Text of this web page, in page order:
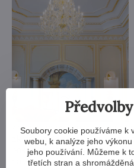
Zmenšit nebo zvětšit, vyměnit
zkrátit i prodloužit řetěz -
pokud by vám to nestačilo,
na zakázku podle vašeho
Soubory cookie používáme k
webu, k analýze jeho
jeho používání. Můžeme k
třetích stran a